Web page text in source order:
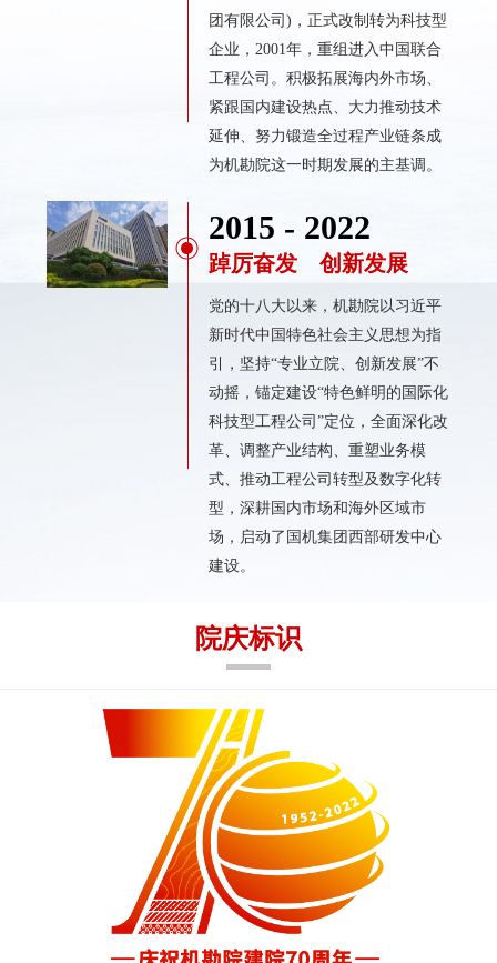
团有限公司)，正式改制转为科技型
企业，2001年，重组进入中国联合
工程公司。积极拓展海内外市场、
紧跟国内建设热点、大力推动技术
延伸、努力锻造全过程产业链条成
为机勘院这一时期发展的主基调。
2015 - 2022
踔厉奋发 创新发展
党的十八大以来，机勘院以习近平
新时代中国特色社会主义思想为指
引，坚持“专业立院、创新发展”不
动摇，锚定建设“特色鲜明的国际化
科技型工程公司”定位，全面深化改
革、调整产业结构、重塑业务模
式、推动工程公司转型及数字化转
型，深耕国内市场和海外区域市
场，启动了国机集团西部研发中心
建设。
院庆标识